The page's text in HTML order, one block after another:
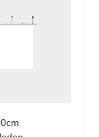
cm